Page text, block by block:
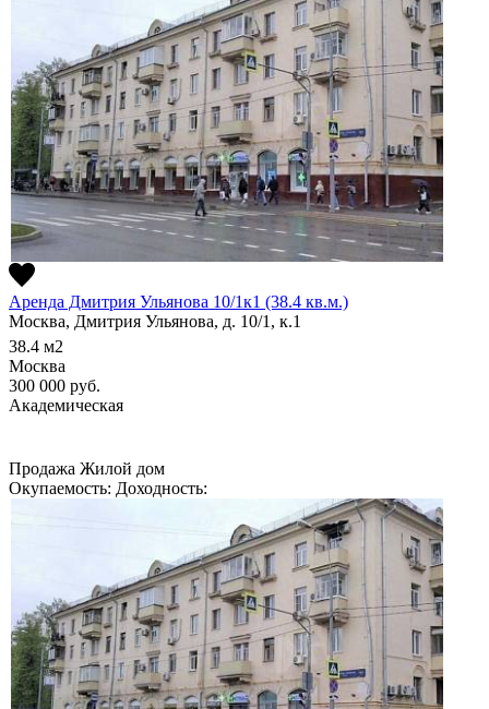
Аренда Дмитрия Ульянова 10/1к1 (38.4 кв.м.)
Москва, Дмитрия Ульянова, д. 10/1, к.1
38.4 м2
Москва
300 000 руб.
Академическая
Продажа Жилой дом
Окупаемость: Доходность: